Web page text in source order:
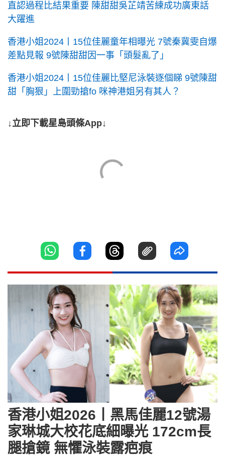
直認過程比結果重要 陳甜甜吳芷靖苦練成功廣東話
大躍進
香港小姐2024丨15位佳麗童年相曝光 7號秦冀雯自爆
差點見報 9號陳甜甜因一事「頭髮亂了」
香港小姐2024丨15位佳麗比堅尼泳裝逐個睇 9號陳甜
甜「胸狠」上圍勁搶fo 咪神港姐另有其人？
↓立即下載星島頭條App↓
香港小姐2026丨黑馬佳麗12號湯
家琳城大校花底細曝光 172cm長
腿搶鏡 無懼泳裝露疤痕